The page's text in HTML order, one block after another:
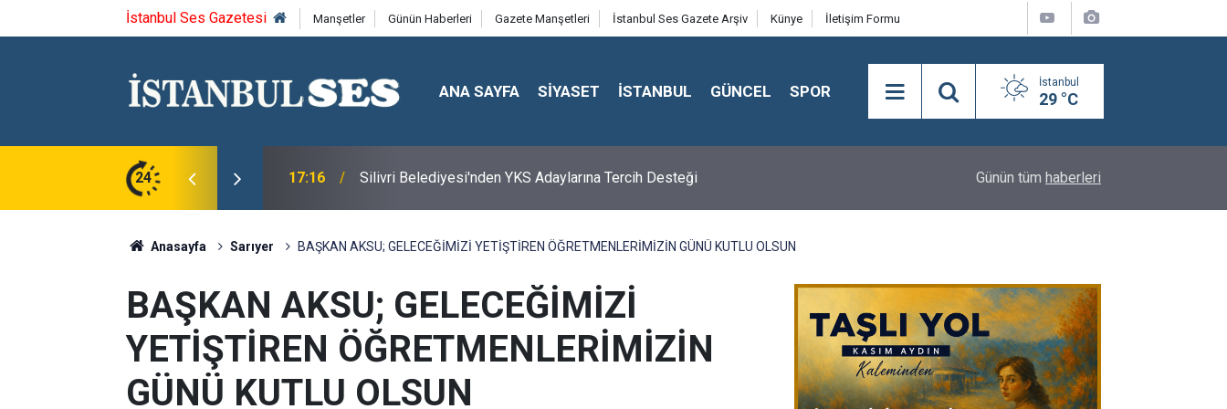
İstanbul Ses Gazetesi Manşetler Günün Haberleri Gazete Manşetleri İstanbul Ses Gazete Arşiv Künye İletişim Formu
ANA SAYFA SİYASET İSTANBUL GÜNCEL SPOR İstanbul
29 °C
24 17:16 Silivri Belediyesi'nden YKS Adaylarına Tercih Desteği BEYLİKDÜZÜ’NDE YAZ SPOR KURSLARI TÜM
Günün tüm haberleri
Anasayfa Sarıyer BAŞKAN AKSU; GELECEĞİMİZİ YETİŞTİREN ÖĞRETMENLERİMİZİN GÜNÜ KUTLU OLSUN
BAŞKAN AKSU; GELECEĞİMİZİ
YETİŞTİREN ÖĞRETMENLERİMİZİN
GÜNÜ KUTLU OLSUN